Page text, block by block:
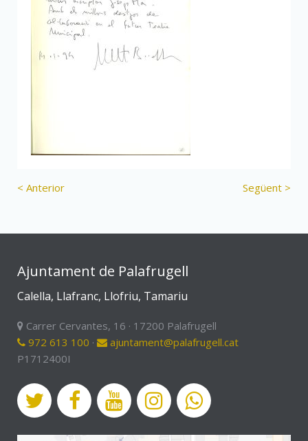
< Anterior Següent >
Ajuntament de Palafrugell
Calella, Llafranc, Llofriu, Tamariu
Carrer Cervantes, 16 · 17200 Palafrugell
972 613 100 ·
ajuntament@palafrugell.cat
P1712400I